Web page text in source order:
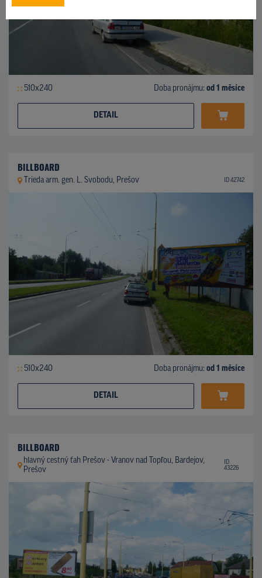
510x240 Doba pronájmu: od 1 měsíce
DETAIL
BILLBOARD
Trieda arm. gen. L. Svobodu, Prešov ID 42742
510x240 Doba pronájmu: od 1 měsíce
DETAIL
BILLBOARD
hlavný cestný ťah Prešov - Vranov nad Topľou, Bardejov,
Prešov
ID
43226